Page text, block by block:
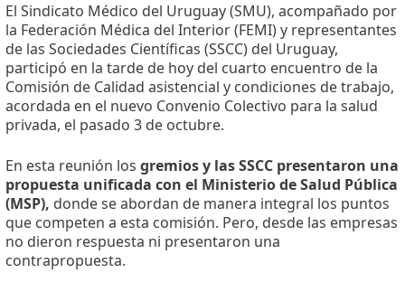
El Sindicato Médico del Uruguay (SMU), acompañado por
la Federación Médica del Interior (FEMI) y representantes
de las Sociedades Científicas (SSCC) del Uruguay,
participó en la tarde de hoy del cuarto encuentro de la
Comisión de Calidad asistencial y condiciones de trabajo,
acordada en el nuevo Convenio Colectivo para la salud
privada, el pasado 3 de octubre.
En esta reunión los gremios y las SSCC presentaron una
propuesta unificada con el Ministerio de Salud Pública
(MSP), donde se abordan de manera integral los puntos
que competen a esta comisión. Pero, desde las empresas
no dieron respuesta ni presentaron una
contrapropuesta.